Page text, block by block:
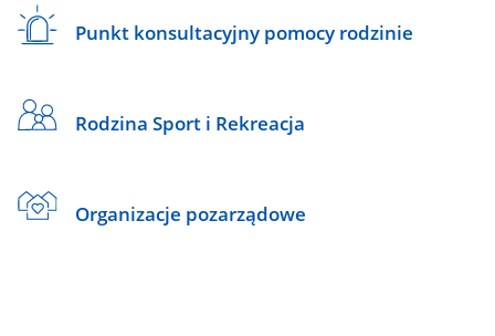
Punkt konsultacyjny pomocy rodzinie
Rodzina Sport i Rekreacja
Organizacje pozarządowe